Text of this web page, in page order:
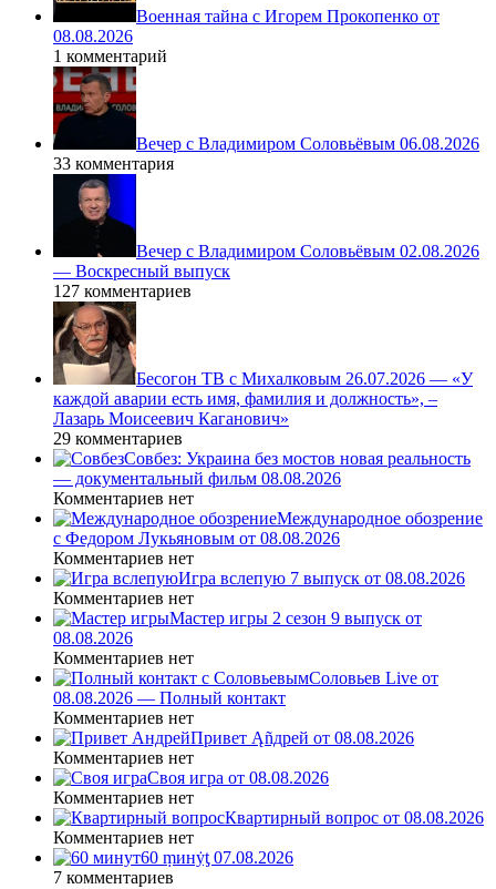
Военная тайна с Игорем Прокопенко от
08.08.2026
1 комментарий
Вечер с Владимиром Соловьёвым 06.08.2026
33 комментария
Вечер с Владимиром Соловьёвым 02.08.2026
— Воскресный выпуск
127 комментариев
Бесогон ТВ с Михалковым 26.07.2026 — «У
каждой аварии есть имя, фамилия и должность», –
Лазарь Моисеевич Каганович»
29 комментариев
Совбез: Украина без мостов новая реальность
— документальный фильм 08.08.2026
Комментариев нет
Международное обозрение
с Федором Лукьяновым от 08.08.2026
Комментариев нет
Игра вслепую 7 выпуск от 08.08.2026
Комментариев нет
Мастер игры 2 сезон 9 выпуск от
08.08.2026
Комментариев нет
Соловьев Live от
08.08.2026 — Полный контакт
Комментариев нет
Привет Ąñдpей от 08.08.2026
Комментариев нет
Своя игра от 08.08.2026
Комментариев нет
Квартирный вопрос от 08.08.2026
Комментариев нет
60 ṃинẏƫ 07.08.2026
7 комментариев